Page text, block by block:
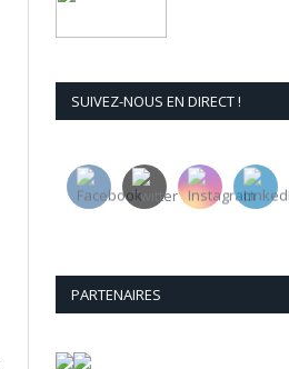
SUIVEZ-NOUS EN DIRECT !
PARTENAIRES